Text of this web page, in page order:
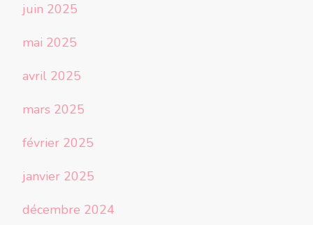
juin 2025
mai 2025
avril 2025
mars 2025
février 2025
janvier 2025
décembre 2024